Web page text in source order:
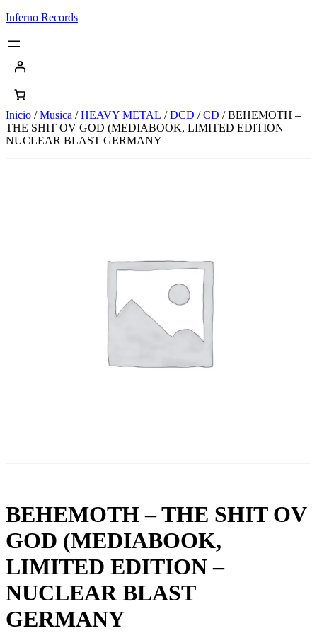
Saltar
contenido
Inferno Records
Inicio /Musica /HEAVY METAL /DCD /CD / BEHEMOTH –
THE SHIT OV GOD (MEDIABOOK, LIMITED EDITION –
NUCLEAR BLAST GERMANY
BEHEMOTH – THE SHIT OV
GOD (MEDIABOOK,
LIMITED EDITION –
NUCLEAR BLAST
GERMANY